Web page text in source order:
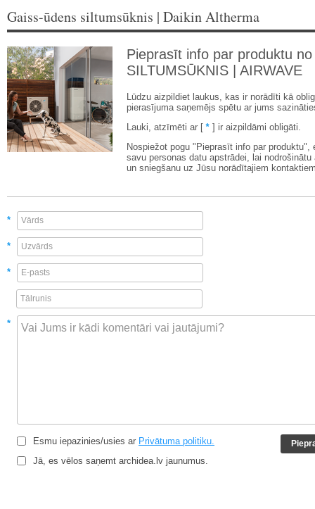
Gaiss-ūdens siltumsūknis | Daikin Altherma
Pieprasīt info par produktu no
SILTUMSŪKNIS | AIRWAVE
Lūdzu aizpildiet laukus, kas ir norādīti kā
pierasījuma saņemējs spētu ar jums
Lauki, atzīmēti ar [ * ] ir aizpildāmi obligāti.
Nospiežot pogu "Pieprasīt info par produktu",
savu personas datu apstrādei, lai
un sniegšanu uz Jūsu norādītajiem
*
*
*
*
Esmu iepazinies/usies ar Privātuma politiku.
Jā, es vēlos saņemt archidea.lv jaunumus.